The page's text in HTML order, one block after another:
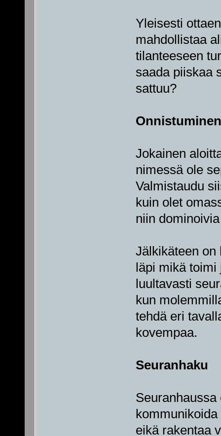
Yleisesti
mahdollistaa
tilanteeseen
saada piiskaa
sattuu?
Jokainen
nimessä ole
Valmistaudu
kuin olet
niin
Jälkikäteen on
läpi mikä
luultavasti
kun
tehdä eri
kovempaa.
Seuranhaku
eikä rakentaa